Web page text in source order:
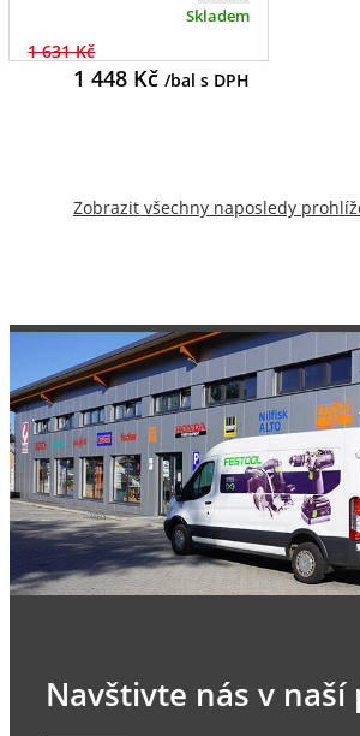
Skladem
1 631 Kč
1 448Kč /bal s DPH
Zobrazit všechny naposledy
Navštivte nás v naší